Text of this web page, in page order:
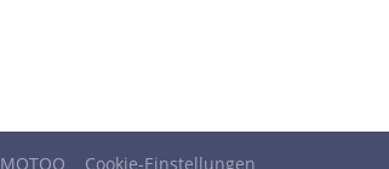
MOTOO Cookie-Einstellungen